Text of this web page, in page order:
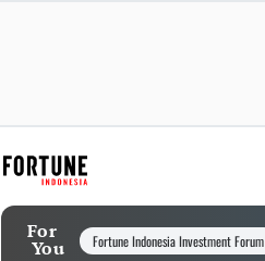
For
You Fortune Indonesia Investment Forum